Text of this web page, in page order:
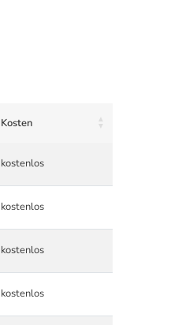
Kosten
kostenlos
kostenlos
kostenlos
kostenlos